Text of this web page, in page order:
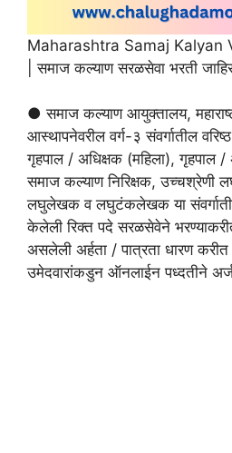
Maharashtra Samaj Kalyan
| समाज कल्याण सरळसेवा भरती
● समाज कल्याण आयुक्तालय,
आस्थापनेवरील वर्ग-३ संवर्गातील
गृहपाल / अधिक्षक (महिला), गृहपाल /
समाज कल्याण निरिक्षक, उच्चश्रेणी
लघुलेखक व लघुटंकलेखक या
केलेली रिक्त पदे सरळसेवेने
असलेली अर्हता / पात्रता धारण
उमेदवारांकडुन ऑनलाईन पध्दतीने